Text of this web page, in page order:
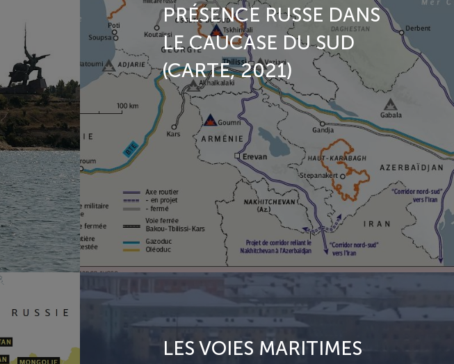
PRÉSENCE RUSSE DANS
LE СAUCASE DU SUD
(CARTE, 2021)
LES VOIES MARITIMES